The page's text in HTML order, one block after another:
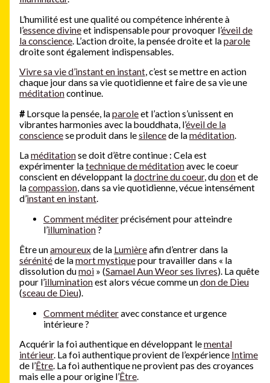
L’humilité est une qualité ou compétence inhérente à
l’essence divineet indispensable pour provoquer l’éveil de
la conscience. L’action droite, la pensée droite et laparole
droite sont également indispensables.
Vivre sa vie d’instant en instant, c’est se mettre en action
chaque jour dans sa vie quotidienne et faire de sa vie une
méditationcontinue.
#Lorsque la pensée, laparoleet l’action s’unissent en
vibrantes harmonies avec la bouddhata, l’éveil de la
consciencese produit dans lesilencede laméditation.
Laméditationse doit d’être continue : Cela est
expérimenter latechnique de méditationavec le coeur
conscient en développant ladoctrine du coeur, dudonet de
lacompassion, dans sa vie quotidienne, vécue intensément
d’instant en instant.
Comment méditerprécisément pour atteindre
l’illumination?
Être unamoureuxde la Lumièreafin d’entrer dans la
sérénitéde lamort mystiquepour travailler dans « la
dissolution dumoi» (Samael Aun Weor ses livres). La quête
pour l’illuminationest alors vécue comme undon de Dieu
(sceau de Dieu).
Comment méditeravec constance et urgence
intérieure ?
Acquérir la foi authentique en développant lemental
intérieur. La foi authentique provient de l’expérience Intime
de l’Être. La foi authentique ne provient pas des croyances
mais elle a pour origine l’Être.